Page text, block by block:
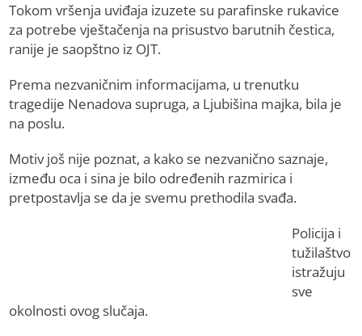
Tokom vršenja uviđaja izuzete su parafinske rukavice
za potrebe vještačenja na prisustvo barutnih čestica,
ranije je saopštno iz OJT.
Prema nezvaničnim informacijama, u trenutku
tragedije Nenadova supruga, a Ljubišina majka, bila je
na poslu.
Motiv još nije poznat, a kako se nezvanično saznaje,
između oca i sina je bilo određenih razmirica i
pretpostavlja se da je svemu prethodila svađa.
Policija i
tužilaštvo
istražuju
sve
okolnosti ovog slučaja.